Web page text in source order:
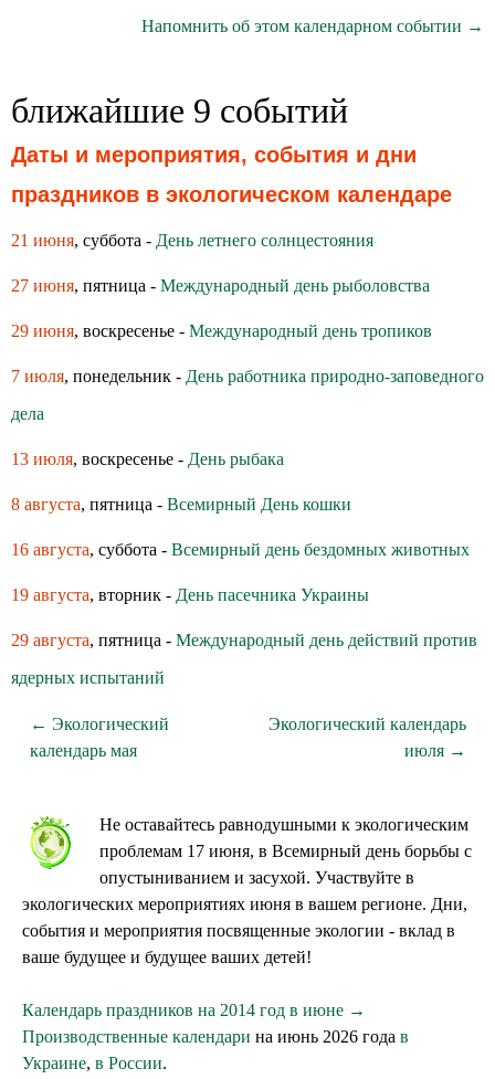
Напомнить об этом календарном событии →
ближайшие 9 событий
Даты и мероприятия, события и дни
праздников в экологическом календаре
21 июня, суббота - День летнего солнцестояния
27 июня, пятница - Международный день рыболовства
29 июня, воскресенье - Международный день тропиков
7 июля, понедельник - День работника природно-заповедного
дела
13 июля, воскресенье - День рыбака
8 августа, пятница - Всемирный День кошки
16 августа, суббота - Всемирный день бездомных животных
19 августа, вторник - День пасечника Украины
29 августа, пятница - Международный день действий против
ядерных испытаний
← Экологический
календарь мая
Экологический календарь
июля →
Не оставайтесь равнодушными к экологическим
проблемам 17 июня, в Всемирный день борьбы с
опустыниванием и засухой. Участвуйте в
экологических мероприятиях июня в вашем регионе. Дни,
события и мероприятия посвященные экологии - вклад в
ваше будущее и будущее ваших детей!
Календарь праздников на 2014 год в июне →
Производственные календари на июнь 2026 года в
Украине, в России.